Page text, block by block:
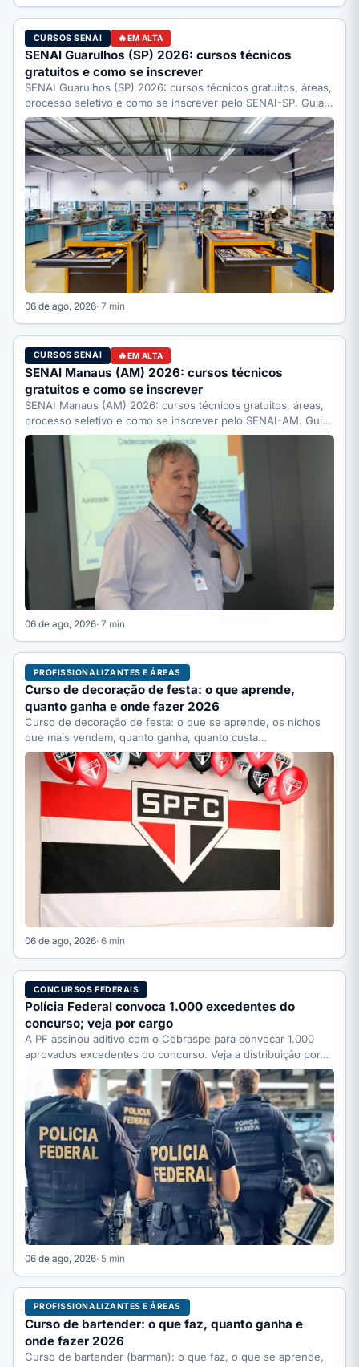
CURSOS SENAI EM ALTA
SENAI Guarulhos (SP) 2026: cursos técnicos
gratuitos e como se inscrever
SENAI Guarulhos (SP) 2026: cursos técnicos gratuitos, áreas,
processo seletivo e como se inscrever pelo SENAI-SP. Guia
completo.
06 de ago, 2026· 7 min
CURSOS SENAI EM ALTA
SENAI Manaus (AM) 2026: cursos técnicos
gratuitos e como se inscrever
SENAI Manaus (AM) 2026: cursos técnicos gratuitos, áreas,
processo seletivo e como se inscrever pelo SENAI-AM. Guia
completo.
06 de ago, 2026· 7 min
PROFISSIONALIZANTES E ÁREAS
Curso de decoração de festa: o que aprende,
quanto ganha e onde fazer 2026
Curso de decoração de festa: o que se aprende, os nichos
que mais vendem, quanto ganha, quanto custa…
06 de ago, 2026· 6 min
CONCURSOS FEDERAIS
Polícia Federal convoca 1.000 excedentes do
concurso; veja por cargo
A PF assinou aditivo com o Cebraspe para convocar 1.000
aprovados excedentes do concurso. Veja a distribuição por…
06 de ago, 2026· 5 min
PROFISSIONALIZANTES E ÁREAS
Curso de bartender: o que faz, quanto ganha e
onde fazer 2026
Curso de bartender (barman): o que faz, o que se aprende,